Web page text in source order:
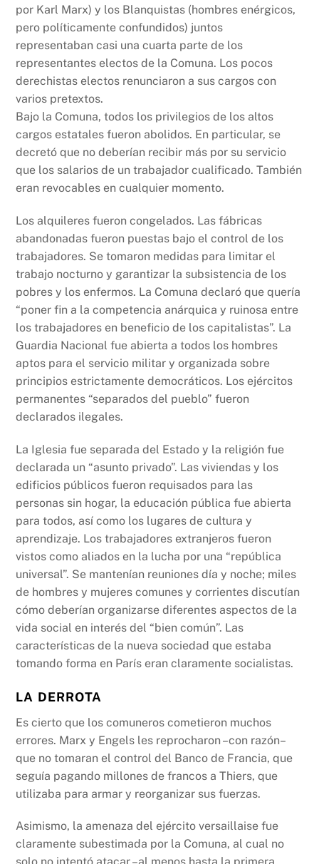
por Karl Marx) y los Blanquistas (hombres enérgicos,
pero políticamente confundidos) juntos
representaban casi una cuarta parte de los
representantes electos de la Comuna. Los pocos
derechistas electos renunciaron a sus cargos con
varios pretextos.
Bajo la Comuna, todos los privilegios de los altos
cargos estatales fueron abolidos. En particular, se
decretó que no deberían recibir más por su servicio
que los salarios de un trabajador cualificado. También
eran revocables en cualquier momento.
Los alquileres fueron congelados. Las fábricas
abandonadas fueron puestas bajo el control de los
trabajadores. Se tomaron medidas para limitar el
trabajo nocturno y garantizar la subsistencia de los
pobres y los enfermos. La Comuna declaró que quería
“poner fin a la competencia anárquica y ruinosa entre
los trabajadores en beneficio de los capitalistas”. La
Guardia Nacional fue abierta a todos los hombres
aptos para el servicio militar y organizada sobre
principios estrictamente democráticos. Los ejércitos
permanentes “separados del pueblo” fueron
declarados ilegales.
La Iglesia fue separada del Estado y la religión fue
declarada un “asunto privado”. Las viviendas y los
edificios públicos fueron requisados para las
personas sin hogar, la educación pública fue abierta
para todos, así como los lugares de cultura y
aprendizaje. Los trabajadores extranjeros fueron
vistos como aliados en la lucha por una “república
universal”. Se mantenían reuniones día y noche; miles
de hombres y mujeres comunes y corrientes discutían
cómo deberían organizarse diferentes aspectos de la
vida social en interés del “bien común”. Las
características de la nueva sociedad que estaba
tomando forma en París eran claramente socialistas.
LA DERROTA
Es cierto que los comuneros cometieron muchos
errores. Marx y Engels les reprocharon –con razón–
que no tomaran el control del Banco de Francia, que
seguía pagando millones de francos a Thiers, que
utilizaba para armar y reorganizar sus fuerzas.
Asimismo, la amenaza del ejército versaillaise fue
claramente subestimada por la Comuna, al cual no